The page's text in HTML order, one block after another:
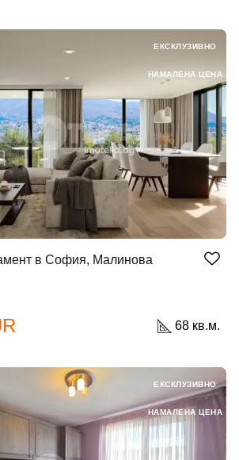
в София, Малинова
68 кв.м.
ЕКСКЛУЗИВНО
НАМАЛЕНА ЦЕНА
ЕКСКЛУЗИВНО
НАМАЛЕНА ЦЕНА